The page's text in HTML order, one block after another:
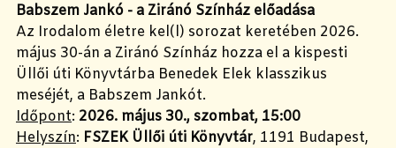
Babszem Jankó - a Ziránó Színház előadása
Az Irodalom életre kel(l) sorozat keretében 2026.
május 30-án a Ziránó Színház hozza el a kispesti
Üllői úti Könyvtárba Benedek Elek klasszikus
meséjét, a Babszem Jankót.
Időpont: 2026. május 30., szombat, 15:00
Helyszín: FSZEK Üllői úti Könyvtár, 1191 Budapest,